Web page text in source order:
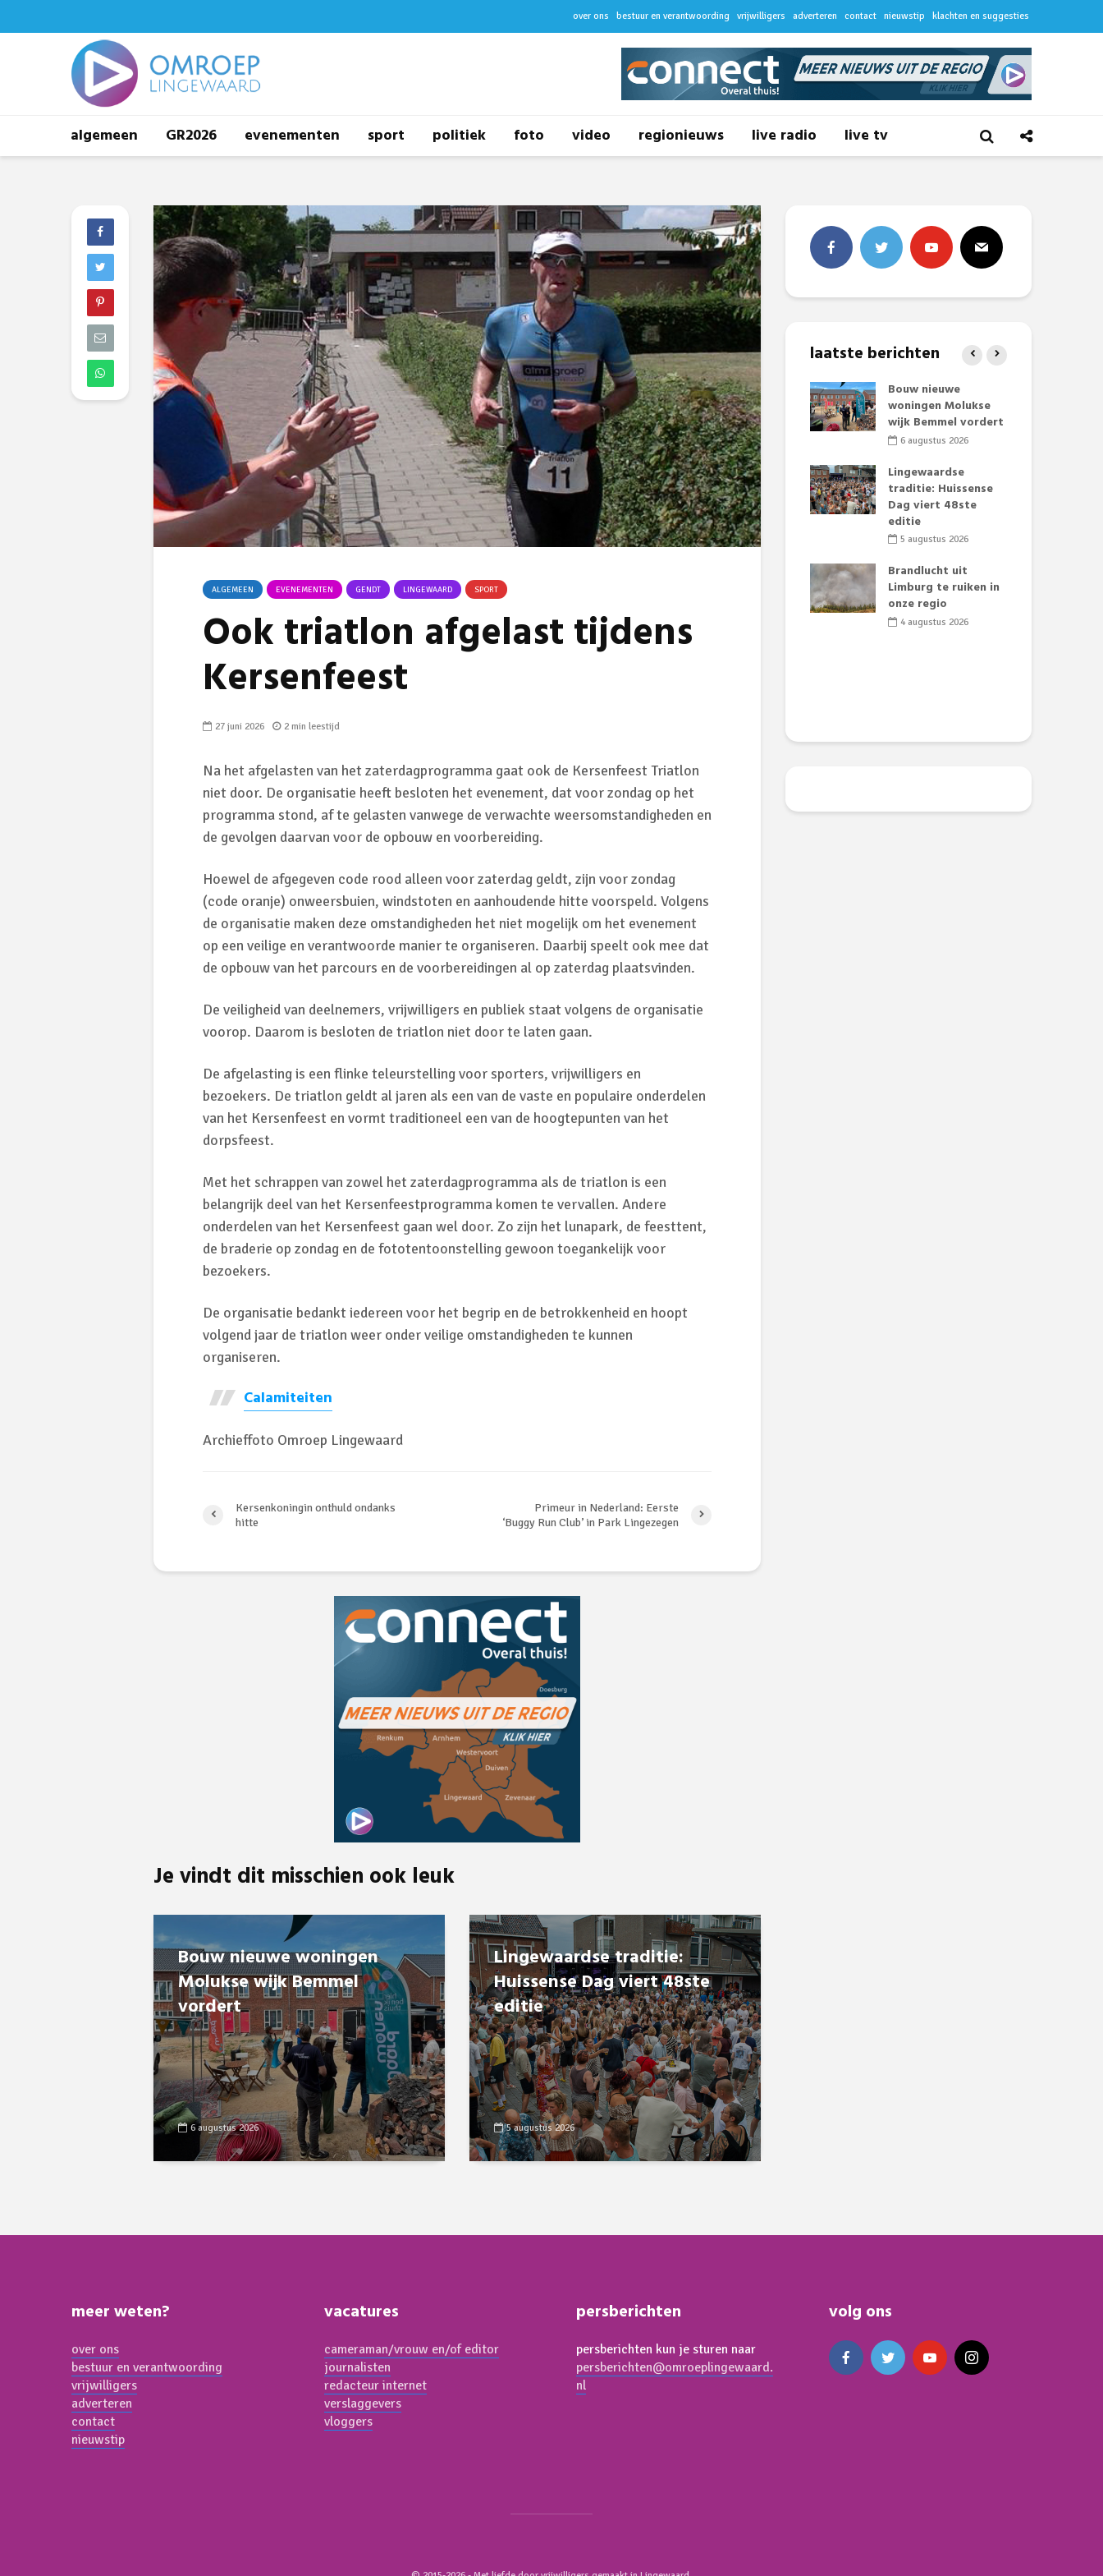
over ons bestuur en verantwoording vrijwilligers adverteren contact nieuwstip klachten en suggesties
algemeen GR2026 evenementen sport politiek foto video regionieuws live radio live tv
ALGEMEEN EVENEMENTEN GENDT LINGEWAARD SPORT
Ook triatlon afgelast tijdens
Kersenfeest
27 juni 2026 2 min leestijd
Na het afgelasten van het zaterdagprogramma gaat ook de Kersenfeest Triatlon
niet door. De organisatie heeft besloten het evenement, dat voor zondag op het
programma stond, af te gelasten vanwege de verwachte weersomstandigheden en
de gevolgen daarvan voor de opbouw en voorbereiding.
Hoewel de afgegeven code rood alleen voor zaterdag geldt, zijn voor zondag
(code oranje) onweersbuien, windstoten en aanhoudende hitte voorspeld. Volgens
de organisatie maken deze omstandigheden het niet mogelijk om het evenement
op een veilige en verantwoorde manier te organiseren. Daarbij speelt ook mee dat
de opbouw van het parcours en de voorbereidingen al op zaterdag plaatsvinden.
De veiligheid van deelnemers, vrijwilligers en publiek staat volgens de organisatie
voorop. Daarom is besloten de triatlon niet door te laten gaan.
De afgelasting is een flinke teleurstelling voor sporters, vrijwilligers en
bezoekers. De triatlon geldt al jaren als een van de vaste en populaire onderdelen
van het Kersenfeest en vormt traditioneel een van de hoogtepunten van het
dorpsfeest.
Met het schrappen van zowel het zaterdagprogramma als de triatlon is een
belangrijk deel van het Kersenfeestprogramma komen te vervallen. Andere
onderdelen van het Kersenfeest gaan wel door. Zo zijn het lunapark, de feesttent,
de braderie op zondag en de fototentoonstelling gewoon toegankelijk voor
bezoekers.
De organisatie bedankt iedereen voor het begrip en de betrokkenheid en hoopt
volgend jaar de triatlon weer onder veilige omstandigheden te kunnen
organiseren.
Calamiteiten
Archieffoto Omroep Lingewaard
Kersenkoningin onthuld ondanks
hitte
Primeur in Nederland: Eerste
‘Buggy Run Club’ in Park Lingezegen
Je vindt dit misschien ook leuk
Bouw nieuwe woningen
Molukse wijk Bemmel
vordert
6 augustus 2026
Lingewaardse traditie:
Huissense Dag viert 48ste
editie
5 augustus 2026
laatste berichten
Omgeving Deken
Doctor Mulderstraat
Bemmel wordt
éénrichtingsverkeer
30 juli 2026
Buurt klaar voor
noodsituaties:
gemeente deelt
subsidies uit
Stormbaan zorgt
voor zomerse pret.
28 juli 2026
Ontmoet Huubke:
Het nieuwe gezicht
van onze events!
28 juli 2026
Komkommertijd op
Angerse basisschool:
‘Eerste groenten
geoogst’
28 juli 2026
Bouw nieuwe
woningen Molukse
wijk Bemmel vordert
6 augustus 2026
Lingewaardse
traditie: Huissense
Dag viert 48ste
editie
5 augustus 2026
Brandlucht uit
Limburg te ruiken in
onze regio
4 augustus 2026
meer weten?
over ons
bestuur en verantwoording
vrijwilligers
adverteren
contact
nieuwstip
vacatures
cameraman/vrouw en/of editor
journalisten
redacteur internet
verslaggevers
vloggers
persberichten
persberichten kun je sturen naar
persberichten@omroeplingewaard.
nl
volg ons